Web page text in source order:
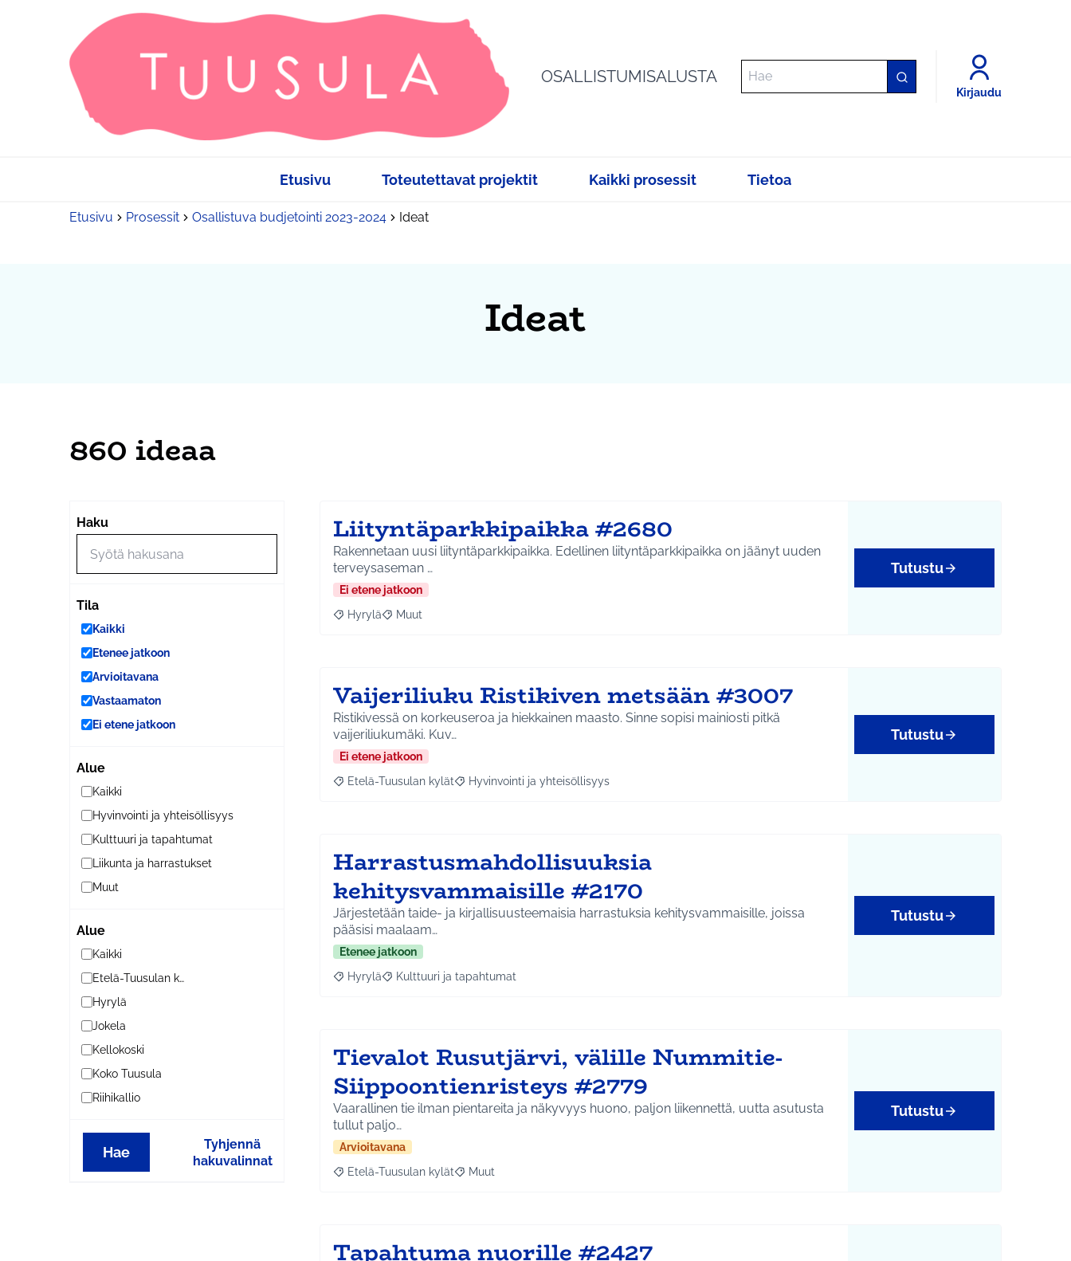
OSALLISTUMISALUSTA
Kirjaudu
Etusivu Toteutettavat projektit Kaikki prosessit Tietoa
Etusivu Prosessit Osallistuva budjetointi 2023-2024 Ideat
Ideat
860 ideaa
Haku
Tila
Kaikki
Etenee jatkoon
Arvioitavana
Vastaamaton
Ei etene jatkoon
Alue
Kaikki
Hyvinvointi ja yhteisöllisyys
Kulttuuri ja tapahtumat
Liikunta ja harrastukset
Muut
Alue
Kaikki
Etelä-Tuusulan kylät
Hyrylä
Jokela
Kellokoski
Koko Tuusula
Riihikallio
Hae
Tyhjennä
hakuvalinnat
Liityntäparkkipaikka #2680
Rakennetaan uusi liityntäparkkipaikka. Edellinen liityntäparkkipaikka on jäänyt uuden
terveysaseman …
Ei etene jatkoon
Rajaa tulokset aihepiirin mukaan: Hyrylä
Hyrylä Rajaa tulokset teeman mukaan: Muut
Muut
Tutustu
Vaijeriliuku Ristikiven metsään #3007
Ristikivessä on korkeuseroa ja hiekkainen maasto. Sinne sopisi mainiosti pitkä
vaijeriliukumäki. Kuv…
Ei etene jatkoon
Rajaa tulokset aihepiirin mukaan: Etelä-Tuusulan kylät
Etelä-Tuusulan kylät Rajaa tulokset teeman mukaan: Hyvinvointi ja yhteisöllisyys
Hyvinvointi ja yhteisöllisyys
Tutustu
Harrastusmahdollisuuksia
kehitysvammaisille #2170
Järjestetään taide- ja kirjallisuusteemaisia harrastuksia kehitysvammaisille, joissa
pääsisi maalaam…
Etenee jatkoon
Rajaa tulokset aihepiirin mukaan: Hyrylä
Hyrylä Rajaa tulokset teeman mukaan: Kulttuuri ja tapahtumat
Kulttuuri ja tapahtumat
Tutustu
Tievalot Rusutjärvi, välille Nummitie-
Siippoontienristeys #2779
Vaarallinen tie ilman pientareita ja näkyvyys huono, paljon liikennettä, uutta asutusta
tullut paljo…
Arvioitavana
Rajaa tulokset aihepiirin mukaan: Etelä-Tuusulan kylät
Etelä-Tuusulan kylät Rajaa tulokset teeman mukaan: Muut
Muut
Tutustu
Tapahtuma nuorille #2427